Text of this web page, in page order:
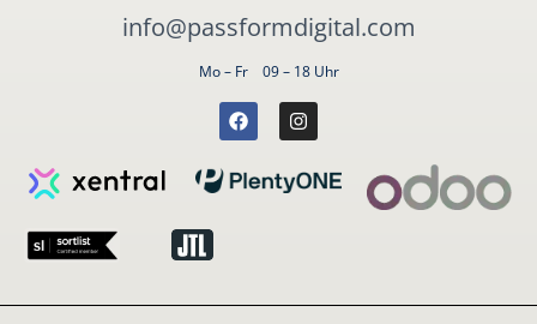
info@passformdigital.com
Mo – Fr 09 – 18 Uhr